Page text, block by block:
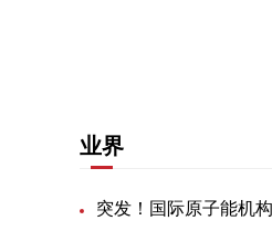
业界
突发！国际原子能机